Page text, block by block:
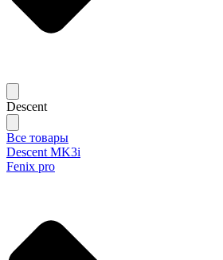
Descent
Все товары
Descent MK3i
Fenix pro